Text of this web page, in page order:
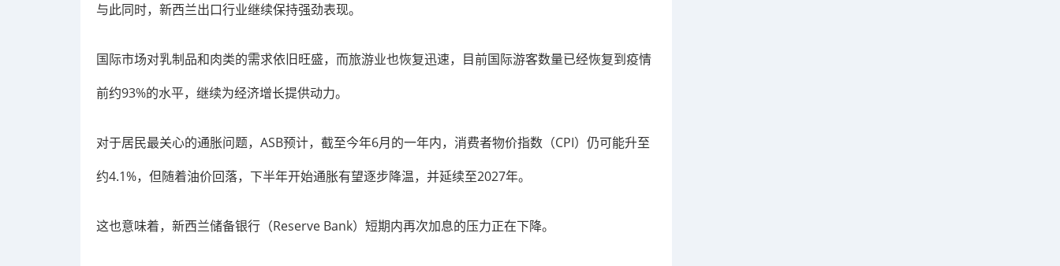
与此同时，新西兰出口行业继续保持强劲表现。
国际市场对乳制品和肉类的需求依旧旺盛，而旅游业也恢复迅速，目前国际游客数量已经恢复到疫情
前约93%的水平，继续为经济增长提供动力。
对于居民最关心的通胀问题，ASB预计，截至今年6月的一年内，消费者物价指数（CPI）仍可能升至
约4.1%，但随着油价回落，下半年开始通胀有望逐步降温，并延续至2027年。
这也意味着，新西兰储备银行（Reserve Bank）短期内再次加息的压力正在下降。